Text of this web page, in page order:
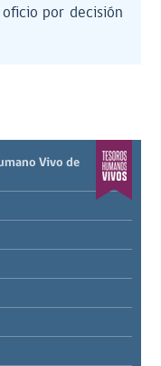
por decisión
Vivo de